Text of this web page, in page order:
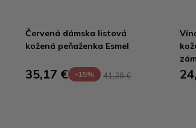
Červená dámska listová
kožená peňaženka Esmel
35,17 € -15% 41,38 €